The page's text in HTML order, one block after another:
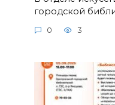
городской
0 3